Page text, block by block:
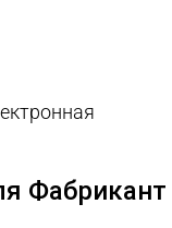
Фабрикант